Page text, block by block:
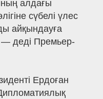
алдағы
сүбелі үлес
айқындауға
— деді Премьер-
Ердоған